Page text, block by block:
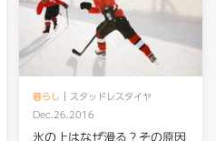
氷の上はなぜ滑る？その原因
暮らし
スタッドレスタイヤ
Dec.26.2016